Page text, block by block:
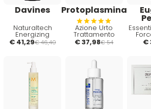
Davines
Naturaltech
Energizing
Thickening Tonic
100ml
€ 41,29€ 46,40
Protoplasmina
Azione Urto
Trattamento
Intensivo
Formula
Avanzata Fiale
6x8ml
€ 37,98€ 54 €